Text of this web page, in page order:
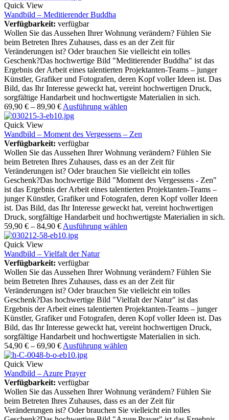
Quick View
Wandbild – Meditierender Buddha
Verfügbarkeit: verfügbar
Wollen Sie das Aussehen Ihrer Wohnung verändern? Fühlen Sie
beim Betreten Ihres Zuhauses, dass es an der Zeit für
Veränderungen ist? Oder brauchen Sie vielleicht ein tolles
Geschenk?Das hochwertige Bild "Meditierender Buddha" ist das
Ergebnis der Arbeit eines talentierten Projektanten-Teams – junger
Künstler, Grafiker und Fotografen, deren Kopf voller Ideen ist. Das
Bild, das Ihr Interesse geweckt hat, vereint hochwertigen Druck,
sorgfältige Handarbeit und hochwertigste Materialien in sich.
69,90 € – 89,90 € Ausführung wählen
Quick View
Wandbild – Moment des Vergessens – Zen
Verfügbarkeit: verfügbar
Wollen Sie das Aussehen Ihrer Wohnung verändern? Fühlen Sie
beim Betreten Ihres Zuhauses, dass es an der Zeit für
Veränderungen ist? Oder brauchen Sie vielleicht ein tolles
Geschenk?Das hochwertige Bild "Moment des Vergessens - Zen"
ist das Ergebnis der Arbeit eines talentierten Projektanten-Teams –
junger Künstler, Grafiker und Fotografen, deren Kopf voller Ideen
ist. Das Bild, das Ihr Interesse geweckt hat, vereint hochwertigen
Druck, sorgfältige Handarbeit und hochwertigste Materialien in sich.
59,90 € – 84,90 € Ausführung wählen
Quick View
Wandbild – Vielfalt der Natur
Verfügbarkeit: verfügbar
Wollen Sie das Aussehen Ihrer Wohnung verändern? Fühlen Sie
beim Betreten Ihres Zuhauses, dass es an der Zeit für
Veränderungen ist? Oder brauchen Sie vielleicht ein tolles
Geschenk?Das hochwertige Bild "Vielfalt der Natur" ist das
Ergebnis der Arbeit eines talentierten Projektanten-Teams – junger
Künstler, Grafiker und Fotografen, deren Kopf voller Ideen ist. Das
Bild, das Ihr Interesse geweckt hat, vereint hochwertigen Druck,
sorgfältige Handarbeit und hochwertigste Materialien in sich.
54,90 € – 69,90 € Ausführung wählen
Quick View
Wandbild – Azure Prayer
Verfügbarkeit: verfügbar
Wollen Sie das Aussehen Ihrer Wohnung verändern? Fühlen Sie
beim Betreten Ihres Zuhauses, dass es an der Zeit für
Veränderungen ist? Oder brauchen Sie vielleicht ein tolles